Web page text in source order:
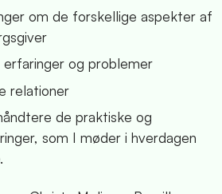
om de forskellige aspekter af
erfaringer og problemer
relationer
de praktiske og
som I møder i hverdagen